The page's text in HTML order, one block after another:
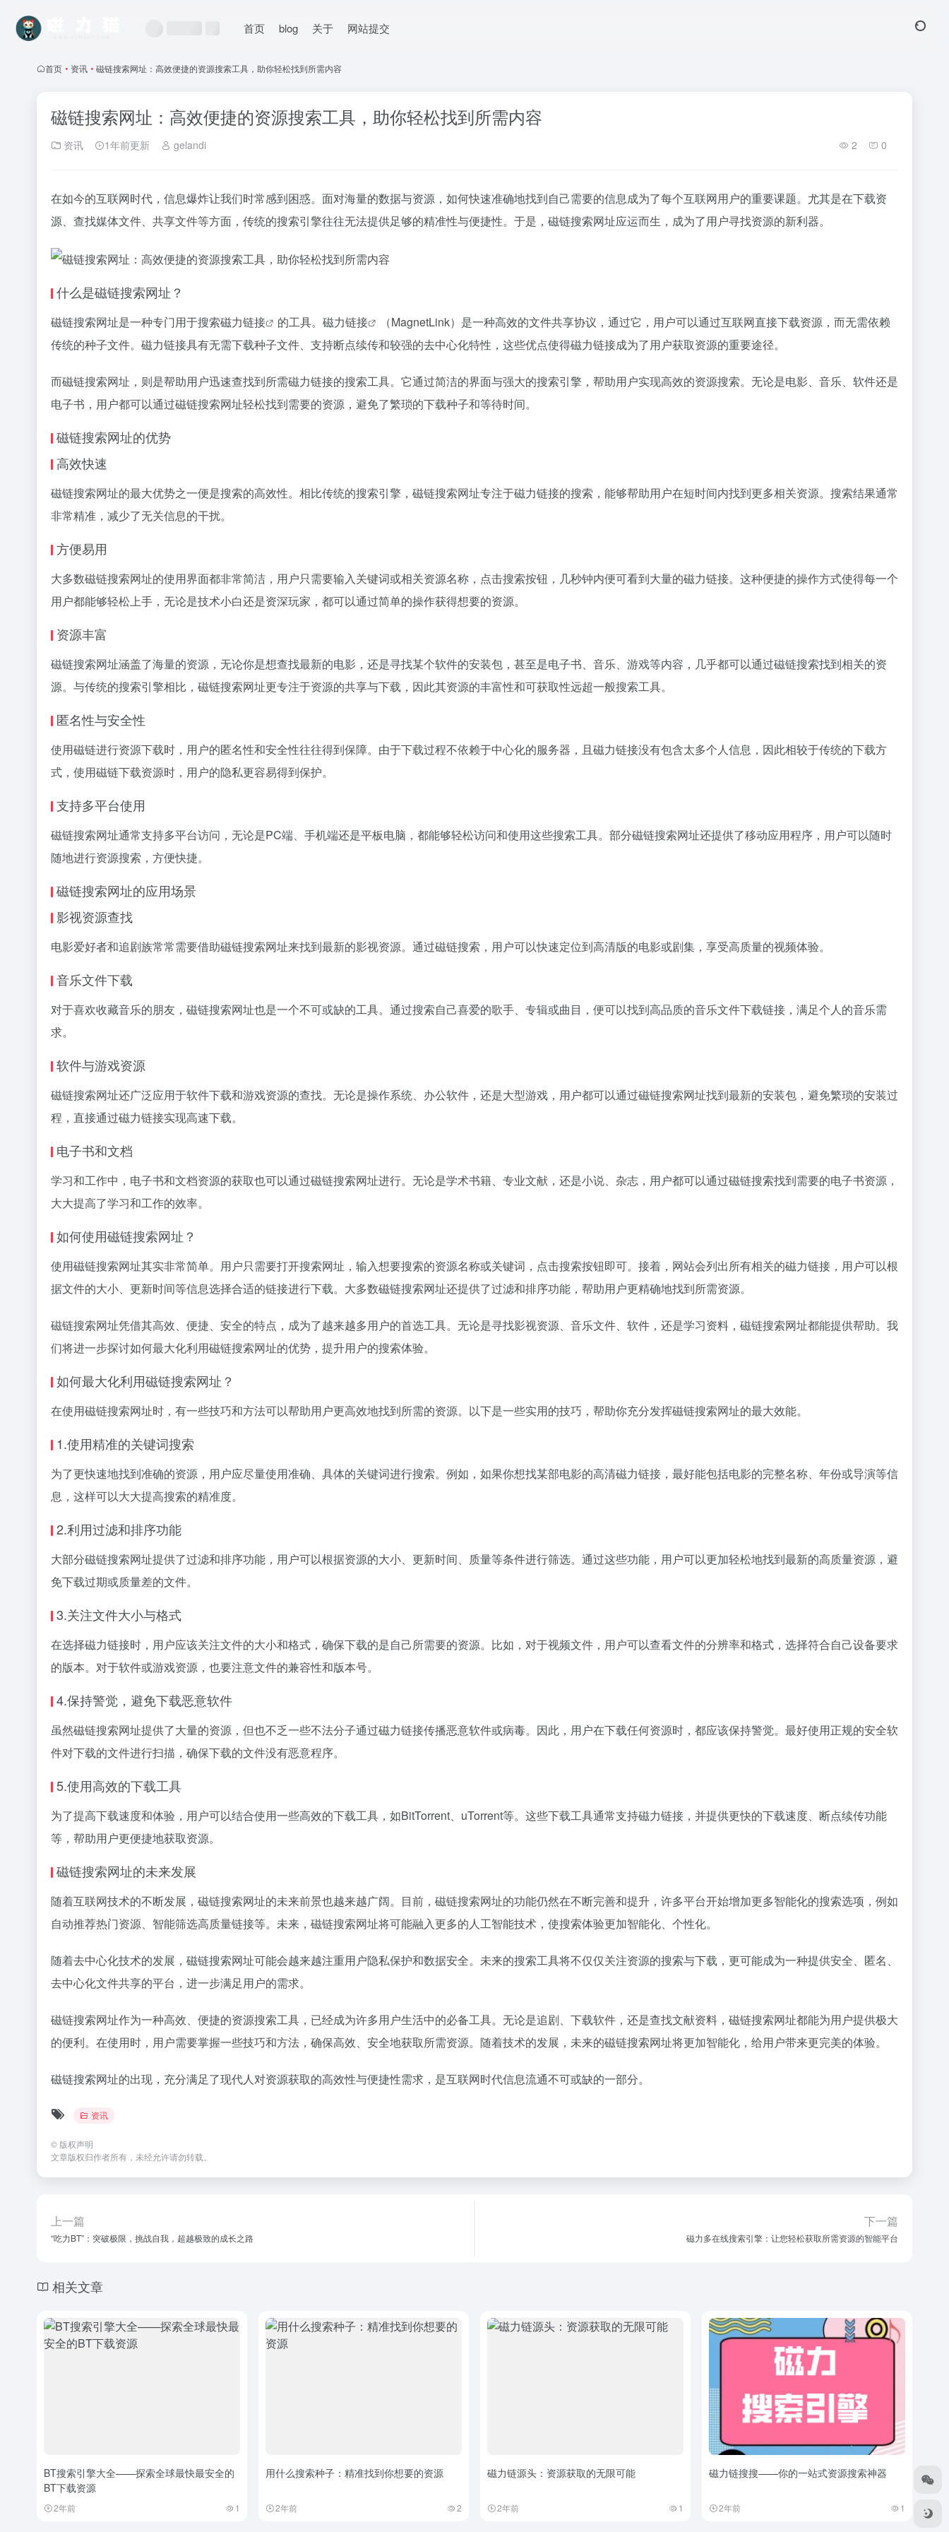
首页 blog 关于 网站提交
首页 • 资讯 • 磁链搜索网址：高效便捷的资源搜索工具，助你轻松找到所需内容
磁链搜索网址：高效便捷的资源搜索工具，助你轻松找到所需内容
资讯 1年前更新 gelandi 2 0
在如今的互联网时代，信息爆炸让我们时常感到困惑。面对海量的数据与资源，如何快速准确地找到自己需要的信息成为了每个互联网用户的重要课题。尤其是在下载资
源、查找媒体文件、共享文件等方面，传统的搜索引擎往往无法提供足够的精准性与便捷性。于是，磁链搜索网址应运而生，成为了用户寻找资源的新利器。
什么是磁链搜索网址？
磁链搜索网址是一种专门用于搜索磁力链接 的工具。 磁力链接
（MagnetLink）是一种高效的文件共享协议，通过它，用户可以通过互联网直接下载资源，而无需依赖
传统的种子文件。 磁力链接具有无需下载种子文件、支持断点续传和较强的去中心化特性，这些优点使得磁力链接成为了用户获取资源的重要途径。
而磁链搜索网址，则是帮助用户迅速查找到所需磁力链接的搜索工具。它通过简洁的界面与强大的搜索引擎，帮助用户实现高效的资源搜索。无论是电影、音乐、软件还是
电子书，用户都可以通过磁链搜索网址轻松找到需要的资源，避免了繁琐的下载种子和等待时间。
磁链搜索网址的优势
高效快速
磁链搜索网址的最大优势之一便是搜索的高效性。相比传统的搜索引擎，磁链搜索网址专注于磁力链接的搜索，能够帮助用户在短时间内找到更多相关资源。搜索结果通常
非常精准，减少了无关信息的干扰。
方便易用
大多数磁链搜索网址的使用界面都非常简洁，用户只需要输入关键词或相关资源名称，点击搜索按钮，几秒钟内便可看到大量的磁力链接。这种便捷的操作方式使得每一个
用户都能够轻松上手，无论是技术小白还是资深玩家，都可以通过简单的操作获得想要的资源。
资源丰富
磁链搜索网址涵盖了海量的资源，无论你是想查找最新的电影，还是寻找某个软件的安装包，甚至是电子书、音乐、游戏等内容，几乎都可以通过磁链搜索找到相关的资
源。与传统的搜索引擎相比，磁链搜索网址更专注于资源的共享与下载，因此其资源的丰富性和可获取性远超一般搜索工具。
匿名性与安全性
使用磁链进行资源下载时，用户的匿名性和安全性往往得到保障。由于下载过程不依赖于中心化的服务器，且磁力链接没有包含太多个人信息，因此相较于传统的下载方
式，使用磁链下载资源时，用户的隐私更容易得到保护。
支持多平台使用
磁链搜索网址通常支持多平台访问，无论是PC端、手机端还是平板电脑，都能够轻松访问和使用这些搜索工具。部分磁链搜索网址还提供了移动应用程序，用户可以随时
随地进行资源搜索，方便快捷。
磁链搜索网址的应用场景
影视资源查找
电影爱好者和追剧族常常需要借助磁链搜索网址来找到最新的影视资源。通过磁链搜索，用户可以快速定位到高清版的电影或剧集，享受高质量的视频体验。
音乐文件下载
对于喜欢收藏音乐的朋友，磁链搜索网址也是一个不可或缺的工具。通过搜索自己喜爱的歌手、专辑或曲目，便可以找到高品质的音乐文件下载链接，满足个人的音乐需
求。
软件与游戏资源
磁链搜索网址还广泛应用于软件下载和游戏资源的查找。无论是操作系统、办公软件，还是大型游戏，用户都可以通过磁链搜索网址找到最新的安装包，避免繁琐的安装过
程，直接通过磁力链接实现高速下载。
电子书和文档
学习和工作中，电子书和文档资源的获取也可以通过磁链搜索网址进行。无论是学术书籍、专业文献，还是小说、杂志，用户都可以通过磁链搜索找到需要的电子书资源，
大大提高了学习和工作的效率。
如何使用磁链搜索网址？
使用磁链搜索网址其实非常简单。用户只需要打开搜索网址，输入想要搜索的资源名称或关键词，点击搜索按钮即可。接着，网站会列出所有相关的磁力链接，用户可以根
据文件的大小、更新时间等信息选择合适的链接进行下载。大多数磁链搜索网址还提供了过滤和排序功能，帮助用户更精确地找到所需资源。
磁链搜索网址凭借其高效、便捷、安全的特点，成为了越来越多用户的首选工具。无论是寻找影视资源、音乐文件、软件，还是学习资料，磁链搜索网址都能提供帮助。我
们将进一步探讨如何最大化利用磁链搜索网址的优势，提升用户的搜索体验。
如何最大化利用磁链搜索网址？
在使用磁链搜索网址时，有一些技巧和方法可以帮助用户更高效地找到所需的资源。以下是一些实用的技巧，帮助你充分发挥磁链搜索网址的最大效能。
1.使用精准的关键词搜索
为了更快速地找到准确的资源，用户应尽量使用准确、具体的关键词进行搜索。例如，如果你想找某部电影的高清磁力链接，最好能包括电影的完整名称、年份或导演等信
息，这样可以大大提高搜索的精准度。
2.利用过滤和排序功能
大部分磁链搜索网址提供了过滤和排序功能，用户可以根据资源的大小、更新时间、质量等条件进行筛选。通过这些功能，用户可以更加轻松地找到最新的高质量资源，避
免下载过期或质量差的文件。
3.关注文件大小与格式
在选择磁力链接时，用户应该关注文件的大小和格式，确保下载的是自己所需要的资源。比如，对于视频文件，用户可以查看文件的分辨率和格式，选择符合自己设备要求
的版本。对于软件或游戏资源，也要注意文件的兼容性和版本号。
4.保持警觉，避免下载恶意软件
虽然磁链搜索网址提供了大量的资源，但也不乏一些不法分子通过磁力链接传播恶意软件或病毒。因此，用户在下载任何资源时，都应该保持警觉。最好使用正规的安全软
件对下载的文件进行扫描，确保下载的文件没有恶意程序。
5.使用高效的下载工具
为了提高下载速度和体验，用户可以结合使用一些高效的下载工具，如BitTorrent、uTorrent等。这些下载工具通常支持磁力链接，并提供更快的下载速度、断点续传功能
等，帮助用户更便捷地获取资源。
磁链搜索网址的未来发展
随着互联网技术的不断发展，磁链搜索网址的未来前景也越来越广阔。目前，磁链搜索网址的功能仍然在不断完善和提升，许多平台开始增加更多智能化的搜索选项，例如
自动推荐热门资源、智能筛选高质量链接等。未来，磁链搜索网址将可能融入更多的人工智能技术，使搜索体验更加智能化、个性化。
随着去中心化技术的发展，磁链搜索网址可能会越来越注重用户隐私保护和数据安全。未来的搜索工具将不仅仅关注资源的搜索与下载，更可能成为一种提供安全、匿名、
去中心化文件共享的平台，进一步满足用户的需求。
磁链搜索网址作为一种高效、便捷的资源搜索工具，已经成为许多用户生活中的必备工具。无论是追剧、下载软件，还是查找文献资料，磁链搜索网址都能为用户提供极大
的便利。在使用时，用户需要掌握一些技巧和方法，确保高效、安全地获取所需资源。随着技术的发展，未来的磁链搜索网址将更加智能化，给用户带来更完美的体验。
磁链搜索网址的出现，充分满足了现代人对资源获取的高效性与便捷性需求，是互联网时代信息流通不可或缺的一部分。
资讯
© 版权声明
文章版权归作者所有，未经允许请勿转载。
上一篇
“吃力BT”：突破极限，挑战自我，超越极致的成长之路
下一篇
磁力多在线搜索引擎：让您轻松获取所需资源的智能平台
相关文章
BT搜索引擎大全——探索全球最快最安全的
BT下载资源
2年前 1
用什么搜索种子：精准找到你想要的资源
2年前 2
磁力链源头：资源获取的无限可能
2年前 1
磁力链搜搜——你的一站式资源搜索神器
2年前 1